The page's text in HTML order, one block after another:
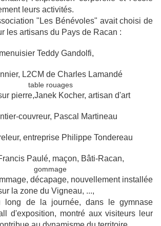
leurs activités.
"Les Bénévoles" avait choisi de
les artisans du Pays de Racan :
menuisier Teddy Gandolfi,
L2CM de Charles Lamandé
pierre,Janek Kocher, artisan d'art
couvreur, Pascal Martineau
entreprise Philippe Tondereau
Paulé, maçon, Bâti-Racan,
décapage, nouvellement installée
la zone du Vigneau, ...,
long de la journée, dans le gymnase
d'exposition, montré aux visiteurs leur